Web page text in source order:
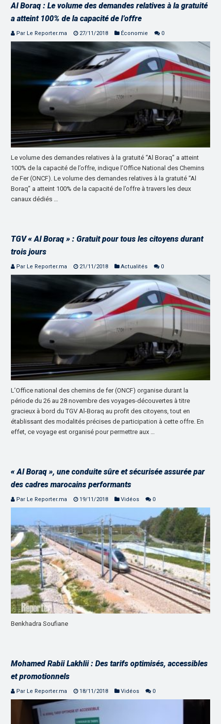
Al Boraq : Le volume des demandes relatives à la gratuité
a atteint 100% de la capacité de l’offre
Par Le Reporter.ma 27/11/2018 Économie 0
Le volume des demandes relatives à la gratuité “Al Boraq” a atteint
100% de la capacité de l’offre, indique l’Office National des Chemins
de Fer (ONCF). Le volume des demandes relatives à la gratuité “Al
Boraq” a atteint 100% de la capacité de l’offre à travers les deux
canaux dédiés …
TGV « Al Boraq » : Gratuit pour tous les citoyens durant
trois jours
Par Le Reporter.ma 21/11/2018 Actualités 0
L’Office national des chemins de fer (ONCF) organise durant la
période du 26 au 28 novembre des voyages-découvertes à titre
gracieux à bord du TGV Al-Boraq au profit des citoyens, tout en
établissant des modalités précises de participation à cette offre. En
effet, ce voyage est organisé pour permettre aux …
« Al Boraq », une conduite sûre et sécurisée assurée par
des cadres marocains performants
Par Le Reporter.ma 19/11/2018 Vidéos 0
Benkhadra Soufiane
Mohamed Rabii Lakhlii : Des tarifs optimisés, accessibles
et promotionnels
Par Le Reporter.ma 18/11/2018 Vidéos 0